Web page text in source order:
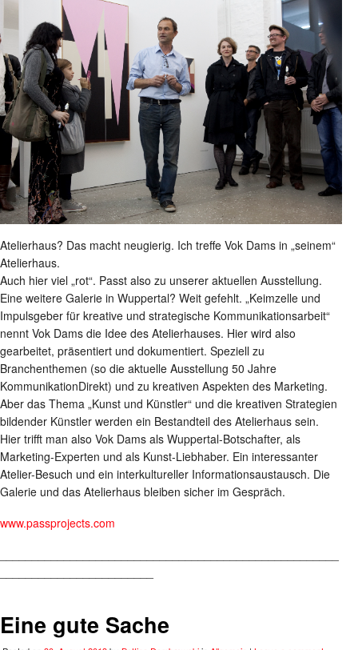
Atelierhaus? Das macht neugierig. Ich treffe Vok Dams in „seinem“
Atelierhaus.
Auch hier viel „rot“. Passt also zu unserer aktuellen Ausstellung.
Eine weitere Galerie in Wuppertal? Weit gefehlt. „Keimzelle und
Impulsgeber für kreative und strategische Kommunikationsarbeit“
nennt Vok Dams die Idee des Atelierhauses. Hier wird also
gearbeitet, präsentiert und dokumentiert. Speziell zu
Branchenthemen (so die aktuelle Ausstellung 50 Jahre
KommunikationDirekt) und zu kreativen Aspekten des Marketing.
Aber das Thema „Kunst und Künstler“ und die kreativen Strategien
bildender Künstler werden ein Bestandteil des Atelierhaus sein.
Hier trifft man also Vok Dams als Wuppertal-Botschafter, als
Marketing-Experten und als Kunst-Liebhaber. Ein interessanter
Atelier-Besuch und ein interkultureller Informationsaustausch. Die
Galerie und das Atelierhaus bleiben sicher im Gespräch.
www.passprojects.com
Eine gute Sache